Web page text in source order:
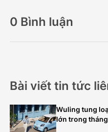
0 Bình luận
Bài viết tin tức
Wuling tung
lớn trong